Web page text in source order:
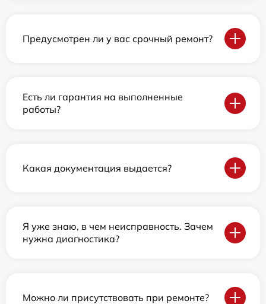
Предусмотрен ли у вас срочный ремонт?
Есть ли гарантия на выполненные
работы?
Какая документация выдается?
Я уже знаю, в чем неисправность. Зачем
нужна диагностика?
Можно ли присутствовать при ремонте?